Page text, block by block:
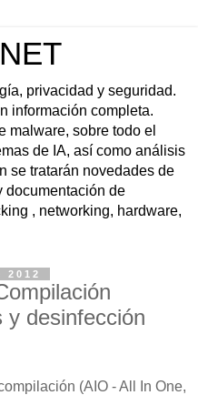
privacidad y seguridad.
información completa.
malware, sobre todo el
de IA, así como análisis
se tratarán novedades de
documentación de
, networking, hardware,
2012
y desinfección
(AIO - All In One,